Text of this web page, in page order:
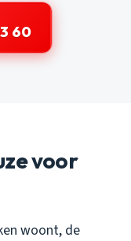
60
voor
woont, de